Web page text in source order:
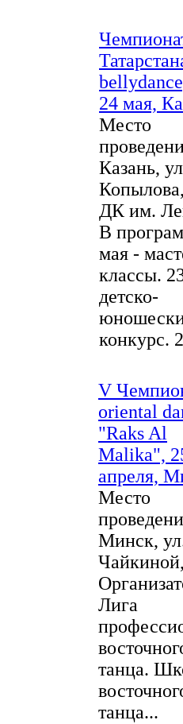
24 мая,
Место
Казань,
ДК им.
В
мая -
классы.
детско-
конкурс.
V
oriental
"Raks Al
Malika",
апреля,
Место
Минск,
Лига
танца.
танца...